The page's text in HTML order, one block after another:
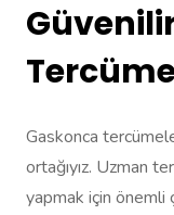
Gaskonca
ortağıyız. Uzman
yapmak için